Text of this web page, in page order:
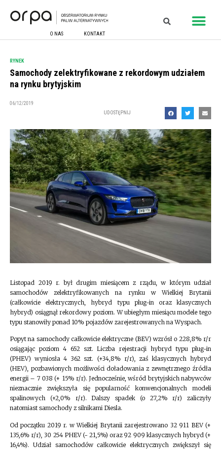
O NAS KONTAKT
RYNEK
Samochody zelektryfikowane z rekordowym udziałem
na rynku brytyjskim
06/12/2019
UDOSTĘPNIJ
Listopad 2019 r. był drugim miesiącem z rządu, w którym udział
samochodów zelektryfikowanych na rynku w Wielkiej Brytanii
(całkowicie elektrycznych, hybryd typu plug-in oraz klasycznych
hybryd) osiągnął rekordowy poziom. W ubiegłym miesiącu modele tego
typu stanowiły ponad 10% pojazdów zarejestrowanych na Wyspach.
Popyt na samochody całkowicie elektryczne (BEV) wzrósł o 228,8% r/r
osiągając poziom 4 652 szt. Liczba rejestracji hybryd typu plug-in
(PHEV) wyniosła 4 362 szt. (+34,8% r/r), zaś klasycznych hybryd
(HEV), pozbawionych możliwości doładowania z zewnętrznego źródła
energii – 7 038 (+ 15% r/r). Jednocześnie, wśród brytyjskich nabywców
nieznacznie zwiększyła się popularność konwencjonalnych modeli
spalinowych (+2,0% r/r). Dalszy spadek (o 27,2% r/r) zaliczyły
natomiast samochody z silnikami Diesla.
Od początku 2019 r. w Wielkiej Brytanii zarejestrowano 32 911 BEV (+
135,6% r/r), 30 254 PHEV (- 21,5%) oraz 92 909 klasycznych hybryd (+
16,4%). Udział samochodów całkowicie elektrycznych zwiększył się